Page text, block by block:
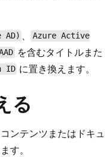
、
Azure Active
を含むタイトルまた
ID に置き換えます。
る
ンテンツまたはドキュ
す。